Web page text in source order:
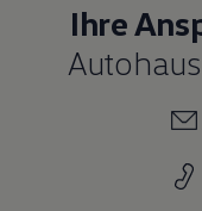
Ihre